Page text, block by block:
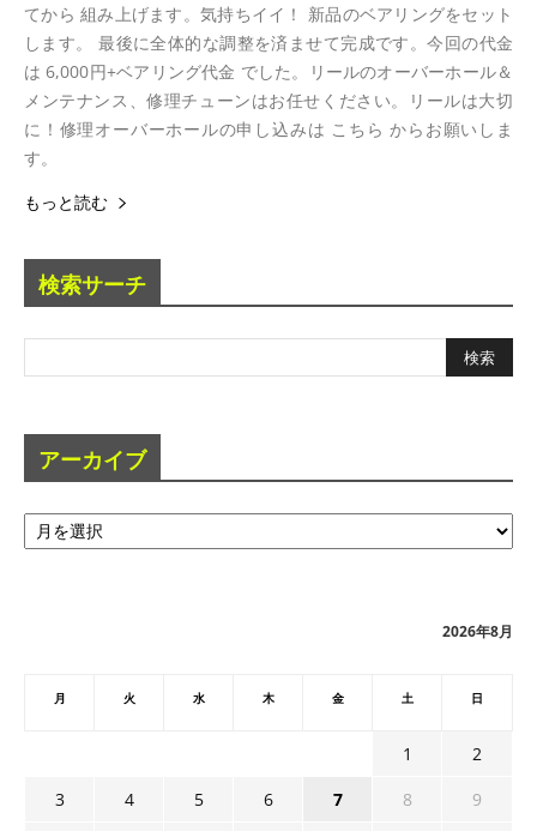
てから 組み上げます。気持ちイイ！ 新品のベアリングをセット
します。 最後に全体的な調整を済ませて完成です。今回の代金
は 6,000円+ベアリング代金 でした。リールのオーバーホール＆
メンテナンス、修理チューンはお任せください。リールは大切
に！修理オーバーホールの申し込みは こちら からお願いしま
す。
もっと読む
検索サーチ
アーカイブ
ア
ー
2026年8月
月 火 水 木 金 土 日
1
2
3
4 5 6 7 8
9